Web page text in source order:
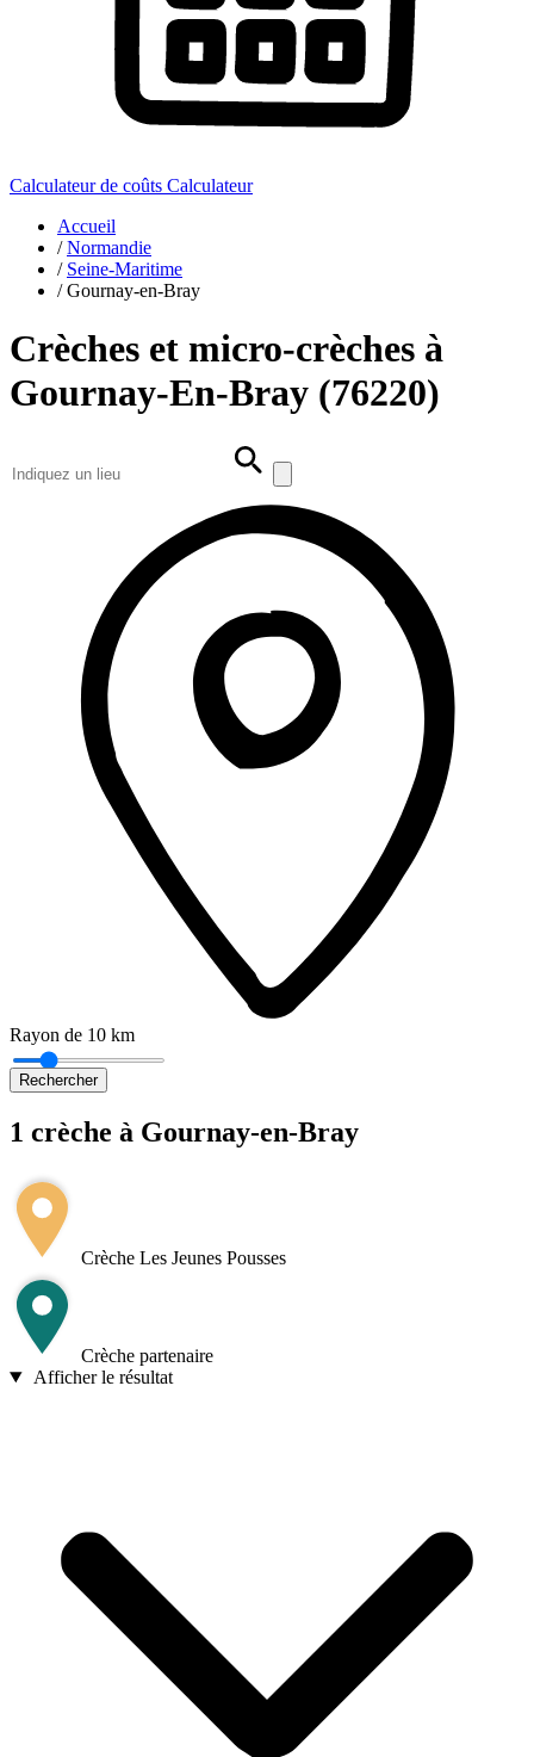
Calculateur de coûts Calculateur
Accueil
/ Normandie
/ Seine-Maritime
/ Gournay-en-Bray
Crèches et micro-crèches à
Gournay-En-Bray (76220)
Rayon de 10 km
Rechercher
1 crèche à Gournay-en-Bray
+
−
Crèche Les Jeunes Pousses
Crèche partenaire
Afficher le résultat